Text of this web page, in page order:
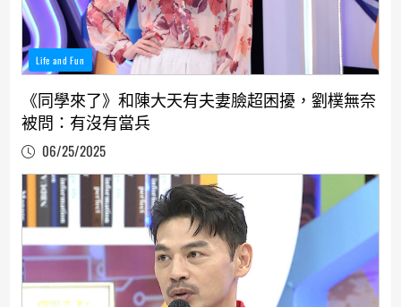
Life and Fun
《同學來了》和陳大天有夫妻臉超困擾，劉樸無奈
被問：有沒有當兵
06/25/2025